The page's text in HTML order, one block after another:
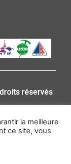
réservés
la meilleure
ce site, vous